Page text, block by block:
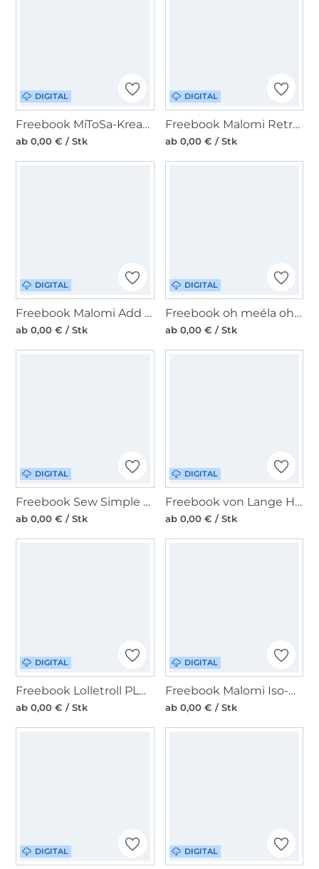
DIGITAL
Freebook MiToSa-Kreativ Beanie Bernie
ab 0,00 € / Stk
DIGITAL
Freebook Malomi Retro Portemonnaie Penny
ab 0,00 € / Stk
DIGITAL
Freebook Malomi Add on Puffärmel für Stufenkleid Klara
ab 0,00 € / Stk
DIGITAL
Freebook oh meéla ohLippi
ab 0,00 € / Stk
DIGITAL
Freebook Sew Simple Musselin Sommerdecke
ab 0,00 € / Stk
DIGITAL
Freebook von Lange Hand Stifterollmäppchen Kater
ab 0,00 € / Stk
DIGITAL
Freebook Lolletroll PLOWA
ab 0,00 € / Stk
DIGITAL
Freebook Malomi Iso-Bottle-Bag
ab 0,00 € / Stk
DIGITAL DIGITAL